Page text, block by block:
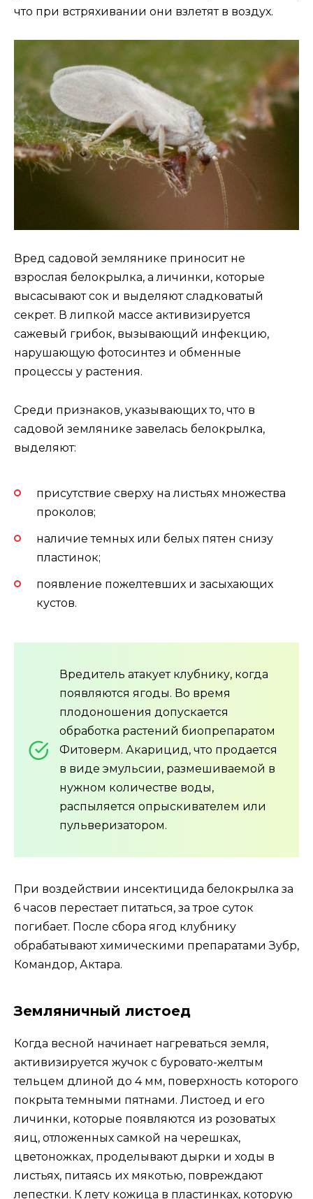
что при встряхивании они взлетят в воздух.
Вред садовой землянике приносит не
взрослая белокрылка, а личинки, которые
высасывают сок и выделяют сладковатый
секрет. В липкой массе активизируется
сажевый грибок, вызывающий инфекцию,
нарушающую фотосинтез и обменные
процессы у растения.
Среди признаков, указывающих то, что в
садовой землянике завелась белокрылка,
выделяют:
присутствие сверху на листьях множества
проколов;
наличие темных или белых пятен снизу
пластинок;
появление пожелтевших и засыхающих
кустов.
Вредитель атакует клубнику, когда
появляются ягоды. Во время
плодоношения допускается
обработка растений биопрепаратом
Фитоверм. Акарицид, что продается
в виде эмульсии, размешиваемой в
нужном количестве воды,
распыляется опрыскивателем или
пульверизатором.
При воздействии инсектицида белокрылка за
6 часов перестает питаться, за трое суток
погибает. После сбора ягод клубнику
обрабатывают химическими препаратами Зубр,
Командор, Актара.
Земляничный листоед
Когда весной начинает нагреваться земля,
активизируется жучок с буровато-желтым
тельцем длиной до 4 мм, поверхность которого
покрыта темными пятнами. Листоед и его
личинки, которые появляются из розоватых
яиц, отложенных самкой на черешках,
цветоножках, проделывают дырки и ходы в
листьях, питаясь их мякотью, повреждают
лепестки. К лету кожица в пластинках, которую